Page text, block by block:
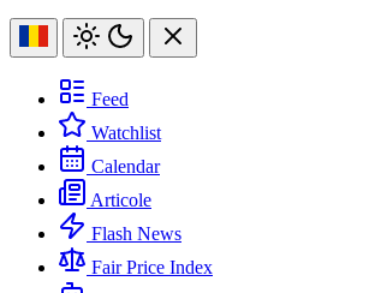
Feed
Watchlist
Calendar
Articole
Flash News
Fair Price Index